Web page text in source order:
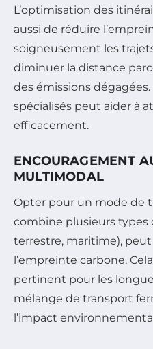
L’optimisation des
aussi de réduire
soigneusement les
diminuer la distance
des émissions
spécialisés peut aider à
efficacement.
ENCOURAGEMENT
MULTIMODAL
Opter pour un mode de
combine plusieurs types
terrestre, maritime),
l’empreinte carbone.
pertinent pour les
mélange de transport
l’impact